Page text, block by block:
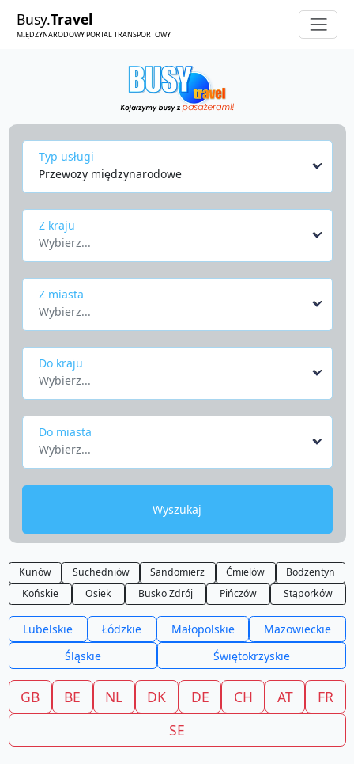
Busy.Travel
MIĘDZYNARODOWY PORTAL TRANSPORTOWY
Typ usługi
Przewozy międzynarodowe
Z kraju
Wybierz...
Z miasta
Wybierz...
Do kraju
Wybierz...
Do miasta
Wybierz...
Wyszukaj
Kunów Suchedniów Sandomierz Ćmielów
Bodzentyn
Końskie
Osiek Busko Zdrój Pińczów Stąporków
Lubelskie Łódzkie Małopolskie
Mazowieckie
Śląskie
Świętokrzyskie
GB BE NL DK DE CH AT
FR
SE